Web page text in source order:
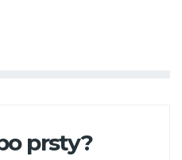
prsty?